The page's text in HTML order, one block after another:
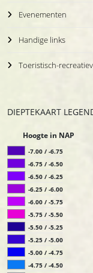
Evenementen
Handige links
Toeristisch-
DIEPTEKAART
Hoogte in NAP
-7.00 / -6.75
-6.75 / -6.50
-6.50 / -6.25
-6.25 / -6.00
-6.00 / -5.75
-5.75 / -5.50
-5.50 / -5.25
-5.25 / -5.00
-5.00 / -4.75
-4.75 / -4.50